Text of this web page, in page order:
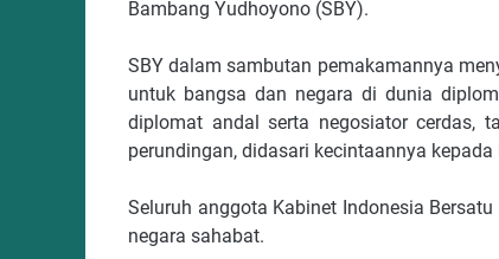
Bambang Yudhoyono (SBY).
SBY dalam sambutan pemakamannya
untuk bangsa dan negara di dunia
diplomat andal serta negosiator cerdas,
perundingan, didasari kecintaannya
Seluruh anggota Kabinet Indonesia
negara sahabat.